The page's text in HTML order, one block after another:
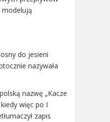
modelują
do jesieni
nazywała
nazwę „Kacze
więc po I
zapis